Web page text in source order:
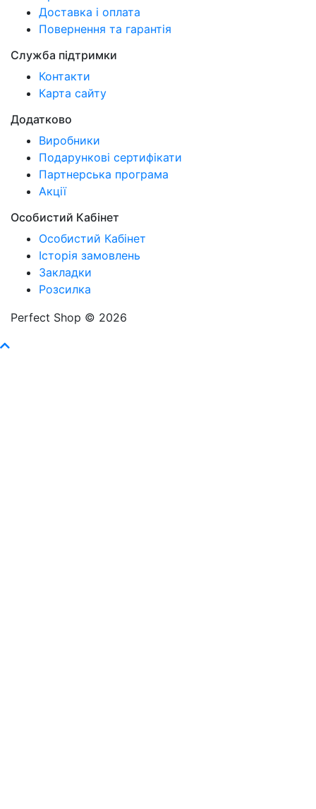
Доставка і оплата
Повернення та гарантія
Служба підтримки
Контакти
Карта сайту
Додатково
Виробники
Подарункові сертифікати
Партнерська програма
Акції
Особистий Кабінет
Особистий Кабінет
Історія замовлень
Закладки
Розсилка
Perfect Shop © 2026